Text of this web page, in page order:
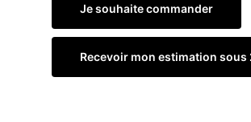
Je souhaite commander
Recevoir mon estimation sous